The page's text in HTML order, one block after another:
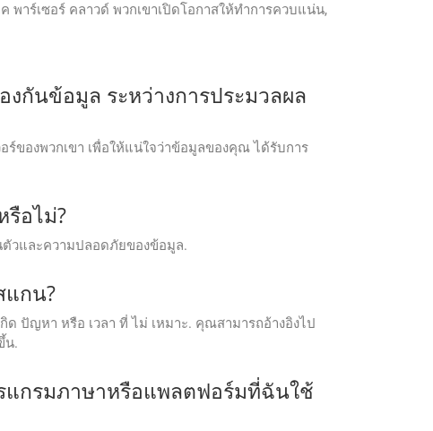
าร์เซอร์ คลาวด์ พวกเขาเปิดโอกาสให้ทําการควบแน่น,
กันข้อมูล ระหว่างการประมวลผล
ของพวกเขา เพื่อให้แน่ใจว่าข้อมูลของคุณ ได้รับการ
รือไม่?
ตัวและความปลอดภัยของข้อมูล.
แกน?
ด ปัญหา หรือ เวลา ที่ ไม่ เหมาะ. คุณสามารถอ้างอิงไป
น.
แกรมภาษาหรือแพลตฟอร์มที่ฉันใช้